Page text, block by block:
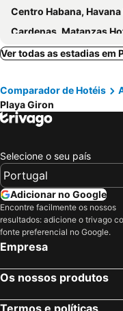
Centro Habana, Havana
Cardenas, Matanzas
Cayo Guillermo, Ciego de Ávila
Cayo Coco, Camagüey
Ver todas as estadias em
Comparador de Hotéis
Playa Giron
Selecione o seu país
Adicionar no Google
Encontre facilmente os nossos
resultados: adicione o trivago
fonte preferencial no Google.
Empresa
Os nossos produtos
Termos e políticas